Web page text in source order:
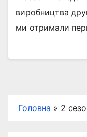
виробництва
ми отримали
Головна » 2